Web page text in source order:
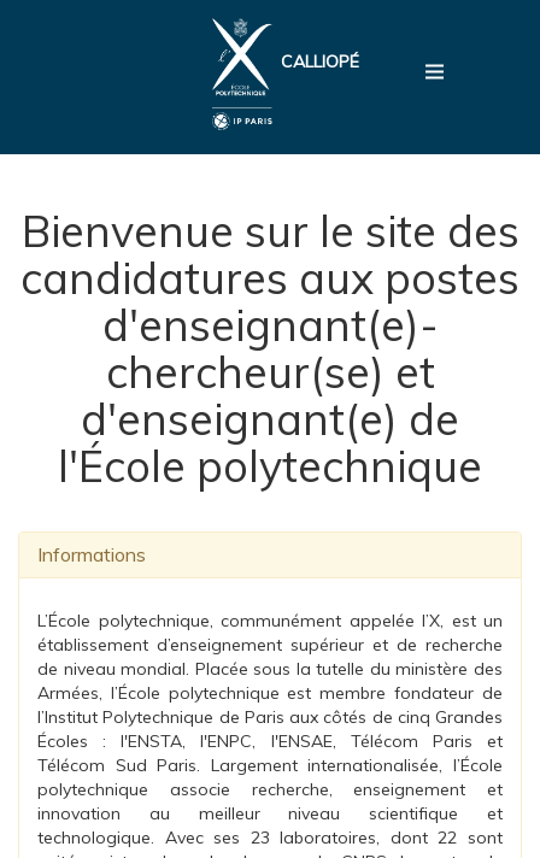
CALLIOPÉ
Bienvenue sur le site des
candidatures aux postes
d'enseignant(e)-
chercheur(se) et
d'enseignant(e) de
l'École polytechnique
Informations
L’École polytechnique, communément appelée l’X, est un
établissement d’enseignement supérieur et de recherche
de niveau mondial. Placée sous la tutelle du ministère des
Armées, l’École polytechnique est membre fondateur de
l’Institut Polytechnique de Paris aux côtés de cinq Grandes
Écoles : l'ENSTA, l'ENPC, l'ENSAE, Télécom Paris et
Télécom Sud Paris. Largement internationalisée, l’École
polytechnique associe recherche, enseignement et
innovation au meilleur niveau scientifique et
technologique. Avec ses 23 laboratoires, dont 22 sont